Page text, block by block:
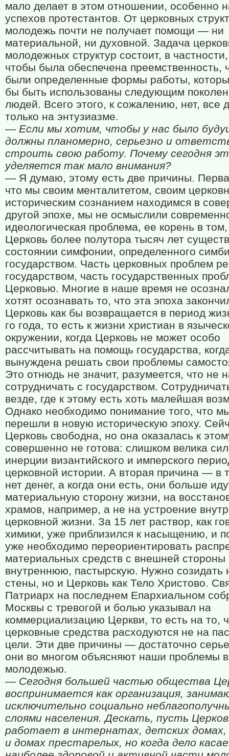
мало делает в этом отношении, особенно
успехов протестантов. От церковных
молодежь почти не получает помощи — ни
материальной, ни духовной. Задача
молодежных структур состоит, в
чтобы была обеспечена преемственность,
были определенные формы работы,
бы быть использованы следующим
людей. Всего этого, к сожалению, нет, все
только на энтузиазме.
— Если мы хотим, чтобы у нас было
должны планомерно, серьезно и
строить свою работу. Почему сегодня
уделяется так мало внимания?
— Я думаю, этому есть две причины.
что мы своим менталитетом, своим
историческим сознанием находимся в
другой эпохе, мы не осмыслили
идеологическая проблема, ее корень в
Церковь более полутора тысяч лет
состоянии симфонии, определенного
государством. Часть церковных проблем
государством, часть государственных
Церковью. Многие в наше время не
хотят осознавать то, что эта эпоха
Церковь как бы возвращается в период
го года, то есть к жизни христиан в
окружении, когда Церковь не может особо
рассчитывать на помощь государства,
вынуждена решать свои проблемы
Это отнюдь не значит, разумеется, что не
сотрудничать с государством.
везде, где к этому есть хоть малейшая
Однако необходимо понимание того, что
перешли в новую историческую эпоху.
Церковь свободна, но она оказалась к
совершенно не готова: слишком велика
инерции византийского и имперского
церковной истории. А вторая причина — в
нет денег, а когда они есть, они больше
материальную сторону жизни, на
храмов, например, а не на устроение
церковной жизни. За 15 лет раствор, как
химики, уже приблизился к насыщению, и
уже необходимо переориентировать
материальных средств с внешней стороны
внутреннюю, пастырскую. Нужно созидать
стены, но и Церковь как Тело Христово.
Патриарх на последнем Епархиальном
Москвы с тревогой и болью указывал на
коммерциализацию Церкви, то есть на то,
церковные средства расходуются не на
цели. Эти две причины — достаточно
они во многом объясняют наши проблемы
молодежью.
— Сегодня большей частью общества
воспринимается как организация,
исключительно социально
слоями населения. Дескать, пусть
работает в интернатах, детских
и домах престарелых, но когда дело